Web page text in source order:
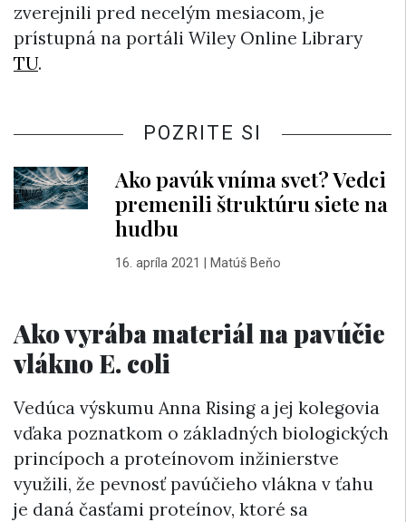
zverejnili pred necelým mesiacom, je
prístupná na portáli Wiley Online Library
TU.
POZRITE SI
Ako pavúk vníma svet? Vedci
premenili štruktúru siete na
hudbu
16. apríla 2021 Matúš Beňo
Ako vyrába materiál na pavúčie
vlákno E. coli
Vedúca výskumu Anna Rising a jej kolegovia
vďaka poznatkom o základných biologických
princípoch a proteínovom inžinierstve
využili, že pevnosť pavúčieho vlákna v ťahu
je daná časťami proteínov, ktoré sa